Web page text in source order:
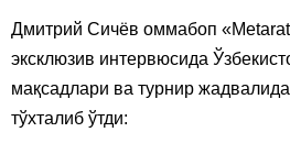
Дмитрий Сичёв оммабоп
эксклюзив интервюсида
мақсадлари ва турнир
тўхталиб ўтди: